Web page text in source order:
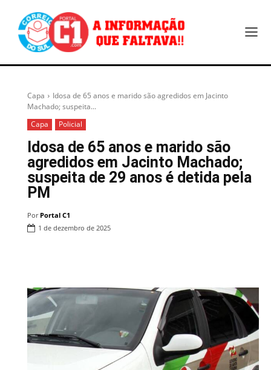
Capa
Idosa de 65 anos e marido são agredidos em Jacinto
Machado; suspeita...
Capa
Policial
Idosa de 65 anos e marido são
agredidos em Jacinto Machado;
suspeita de 29 anos é detida pela
PM
Por Portal C1
1 de dezembro de 2025